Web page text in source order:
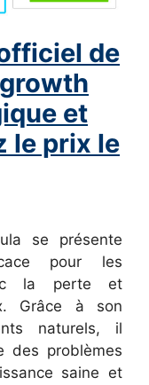
de
et
le prix le
se présente
pour les
la perte et
Grâce à son
naturels, il
des problèmes
saine et